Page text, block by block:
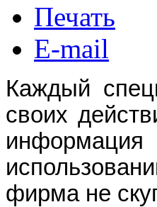
Печать
E-mail
Каждый
своих
информация
фирма не